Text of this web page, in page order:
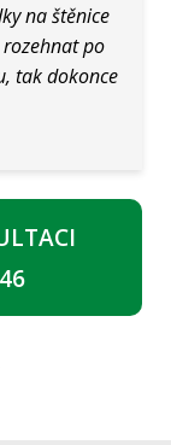
na štěnice
po
tak dokonce